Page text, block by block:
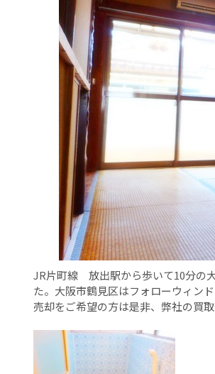
JR片町線 放出駅から歩いて10分の
た。大阪市鶴見区はフォローウィン
売却をご希望の方は是非、弊社の買